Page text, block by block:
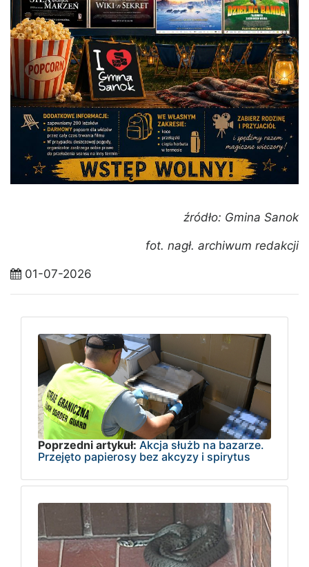
źródło: Gmina Sanok
fot. nagł. archiwum redakcji
01-07-2026
Poprzedni artykuł: Akcja służb na bazarze.
Przejęto papierosy bez akcyzy i spirytus